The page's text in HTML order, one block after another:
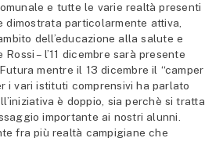
e tutte le varie realtà presenti
dimostrata particolarmente attiva,
dell’educazione alla salute e
– l’11 dicembre sarà presente
mentre il 13 dicembre il “camper
i vari istituti comprensivi ha parlato
è doppio, sia perchè si tratta
importante ai nostri alunni.
fra più realtà campigiane che